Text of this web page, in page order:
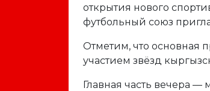
открытия нового
футбольный союз
Отметим, что основная
участием звёзд
Главная часть вечера